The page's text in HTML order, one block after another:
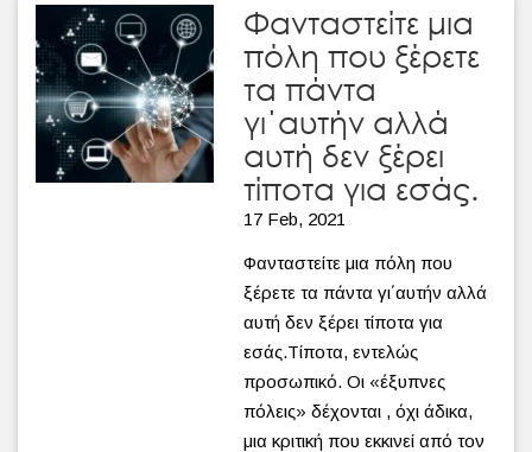
Φανταστείτε μια
πόλη που ξέρετε
τα πάντα
γι΄αυτήν αλλά
αυτή δεν ξέρει
τίποτα για εσάς.
17 Feb, 2021
Φανταστείτε μια πόλη που
ξέρετε τα πάντα γι΄αυτήν αλλά
αυτή δεν ξέρει τίποτα για
εσάς.Τίποτα, εντελώς
προσωπικό. Οι «έξυπνες
πόλεις» δέχονται , όχι άδικα,
μια κριτική που εκκινεί από τον